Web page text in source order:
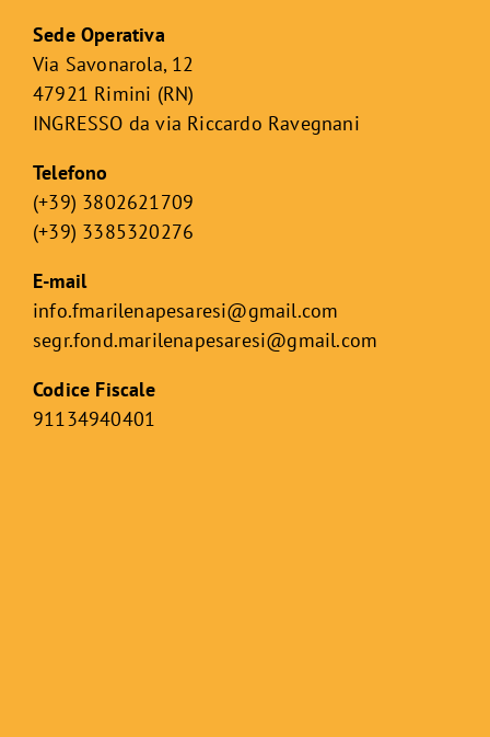
Sede Operativa
Via Savonarola, 12
47921 Rimini (RN)
INGRESSO da via Riccardo Ravegnani
Telefono
(+39) 3802621709
(+39) 3385320276
E-mail
info.fmarilenapesaresi@gmail.com
segr.fond.marilenapesaresi@gmail.com
Codice Fiscale
91134940401